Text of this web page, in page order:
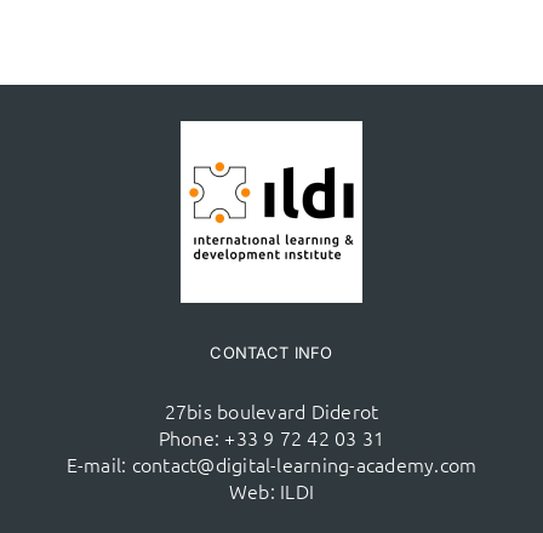
CONTACT INFO
27bis boulevard Diderot
Phone: +33 9 72 42 03 31
E-mail: contact@digital-learning-academy.com
Web: ILDI